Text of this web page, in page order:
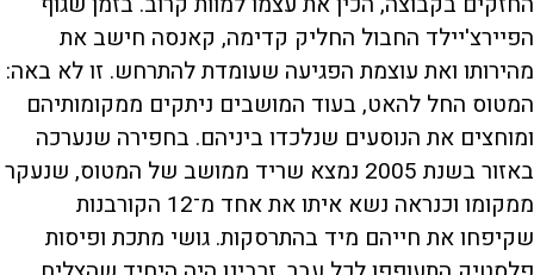
הפיירצ'יילד החבול החליק קדימה, קאנסה חישב את
מהירותו ואת עוצמת הפגיעה שעומדת להתרחש. זו לא באה:
המטוס החל להאט, בעוד המושבים ניתקים ממקומותיהם
ומוחצים את הנוסעים שנלכדו ביניהם. בחפירה שנערכה
באזור בשנת 2005 נמצא שריד ממושב של המטוס, שנעקר
ממקומו וכנראה נשא איתו את אחד מ־12 הקורבנות
שקיפחו את חייהם מיד בהתרסקות. גושי מתכת ופיסות